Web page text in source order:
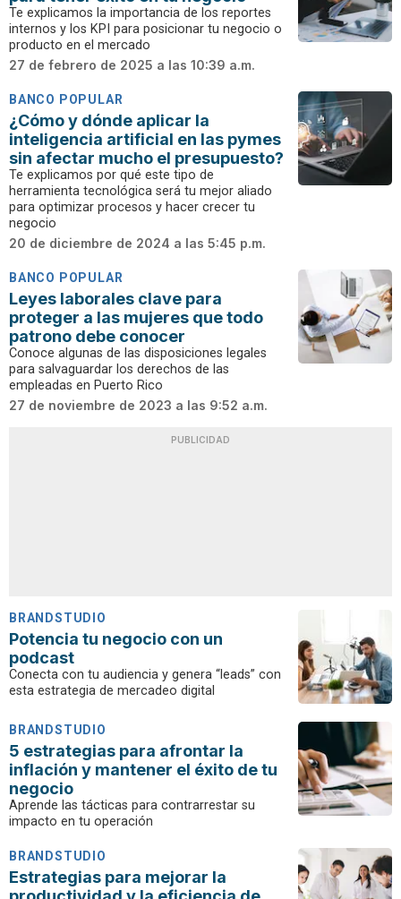
Te explicamos la importancia de los reportes
internos y los KPI para posicionar tu negocio o
producto en el mercado
27 de febrero de 2025 a las 10:39 a.m.
BANCO POPULAR
¿Cómo y dónde aplicar la
inteligencia artificial en las pymes
sin afectar mucho el presupuesto?
Te explicamos por qué este tipo de
herramienta tecnológica será tu mejor aliado
para optimizar procesos y hacer crecer tu
negocio
20 de diciembre de 2024 a las 5:45 p.m.
BANCO POPULAR
Leyes laborales clave para
proteger a las mujeres que todo
patrono debe conocer
Conoce algunas de las disposiciones legales
para salvaguardar los derechos de las
empleadas en Puerto Rico
27 de noviembre de 2023 a las 9:52 a.m.
PUBLICIDAD
BRANDSTUDIO
Potencia tu negocio con un
podcast
Conecta con tu audiencia y genera “leads” con
esta estrategia de mercadeo digital
BRANDSTUDIO
5 estrategias para afrontar la
inflación y mantener el éxito de tu
negocio
Aprende las tácticas para contrarrestar su
impacto en tu operación
BRANDSTUDIO
Estrategias para mejorar la